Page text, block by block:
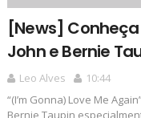
[News]
John e Bernie
Leo Alves
10:44
“(I’m Gonna) Love Me
Bernie Taupin